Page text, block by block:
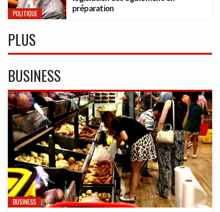
POLITIQUE
préparation
PLUS
BUSINESS
BUSINESS